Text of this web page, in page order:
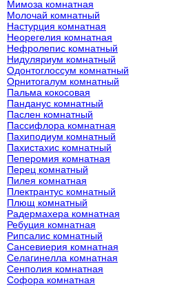
Мимоза комнатная
Молочай комнатный
Настурция комнатная
Неорегелия комнатная
Нефролепис комнатный
Нидуляриум комнатный
Одонтоглоссум комнатный
Орнитогалум комнатный
Пальма кокосовая
Панданус комнатный
Паслен комнатный
Пассифлора комнатная
Пахиподиум комнатный
Пахистахис комнатный
Пеперомия комнатная
Перец комнатный
Пилея комнатная
Плектрантус комнатный
Плющ комнатный
Радермахера комнатная
Ребуция комнатная
Рипсалис комнатный
Сансевиерия комнатная
Селагинелла комнатная
Сенполия комнатная
Софора комнатная